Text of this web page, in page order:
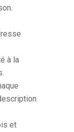
à la
et